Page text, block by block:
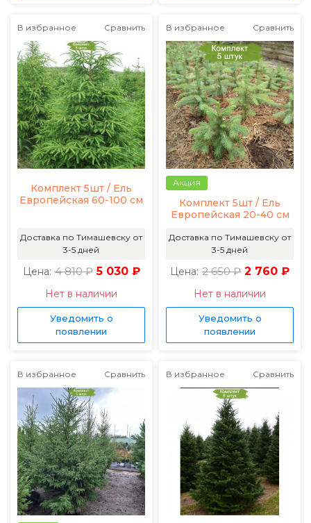
В избранное Сравнить
Комплект 5шт / Ель
Европейская 60-100 см
Доставка по Тимашевску от
3-5 дней
Цена: 4 810 ₽ 5 030 ₽
Нет в наличии
Уведомить о
появлении
В избранное Сравнить
Акция
Комплект 5шт / Ель
Европейская 20-40 см
Доставка по Тимашевску от
3-5 дней
Цена: 2 650 ₽ 2 760 ₽
Нет в наличии
Уведомить о
появлении
В избранное Сравнить В избранное Сравнить